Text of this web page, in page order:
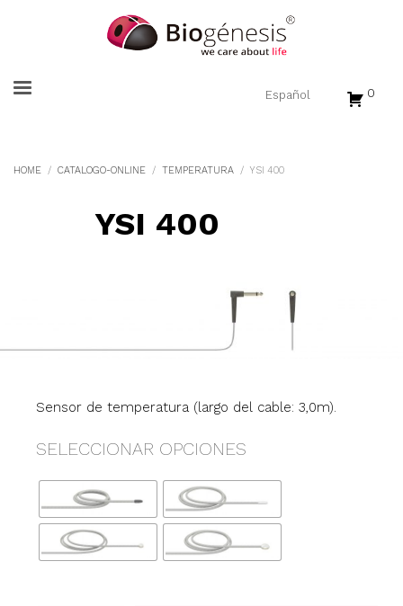
0
HOME CATALOGO-ONLINE TEMPERATURA YSI 400
YSI 400
Sensor de temperatura (largo del cable: 3,0m).
SELECCIONAR OPCIONES